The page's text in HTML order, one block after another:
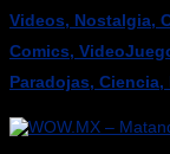
Videos, Nostalgia,
Comics,
Paradojas,